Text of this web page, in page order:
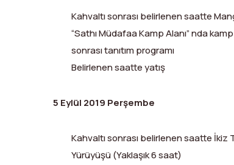
Kahvaltı sonrası belirlenen saatte
“Sathı Müdafaa Kamp Alanı” nda
sonrası tanıtım programı
Belirlenen saatte yatış
5 Eylül 2019 Perşembe
Kahvaltı sonrası belirlenen saatte
Yürüyüşü (Yaklaşık 6 saat)